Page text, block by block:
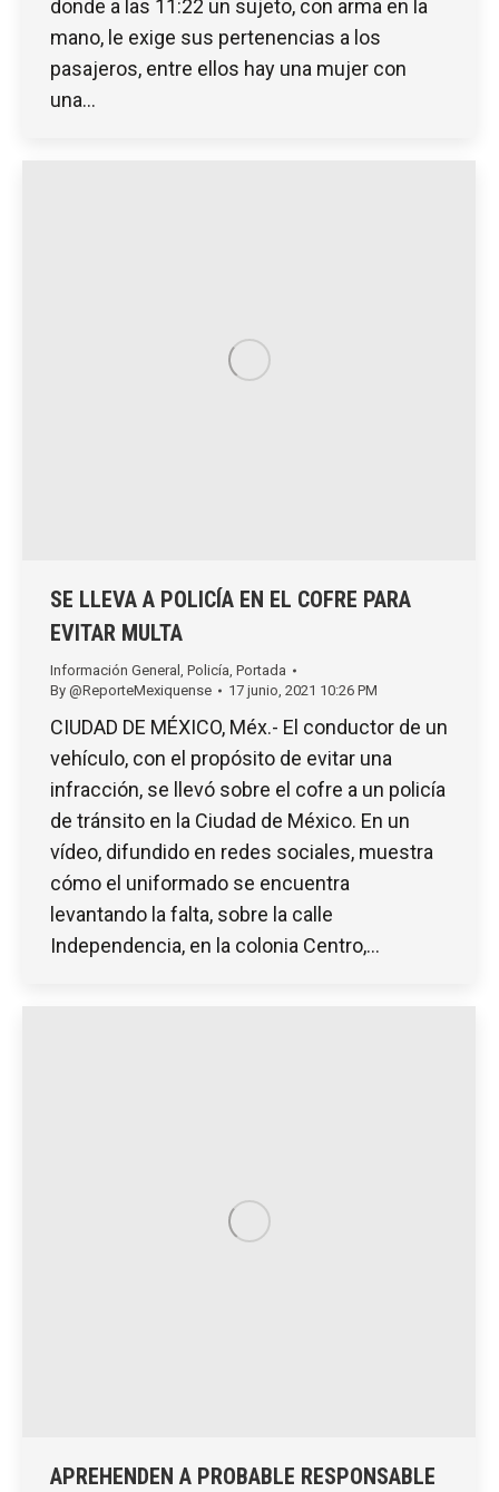
donde a las 11:22 un sujeto, con arma en la
mano, le exige sus pertenencias a los
pasajeros, entre ellos hay una mujer con
una…
SE LLEVA A POLICÍA EN EL COFRE PARA
EVITAR MULTA
Información General , Policía, Portada
By @ReporteMexiquense 17 junio, 2021 10:26 PM
CIUDAD DE MÉXICO, Méx.- El conductor de un
vehículo, con el propósito de evitar una
infracción, se llevó sobre el cofre a un policía
de tránsito en la Ciudad de México. En un
vídeo, difundido en redes sociales, muestra
cómo el uniformado se encuentra
levantando la falta, sobre la calle
Independencia, en la colonia Centro,…
APREHENDEN A PROBABLE RESPONSABLE